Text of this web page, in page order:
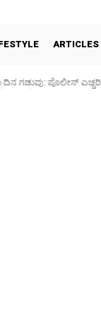
ARTICLES
ಉಚಿತ ಚಿಕಿತ್ಸೆ